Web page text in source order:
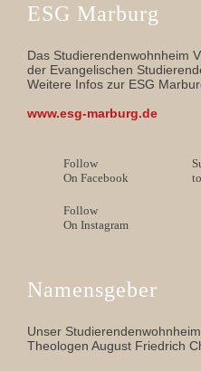
ESG Marburg
Das Studierendenwohnheim
der Evangelischen
Weitere Infos zur ESG
www.esg-marburg.de
Follow
On Facebook
Follow
On Instagram
Namensgeber
Unser
Theologen August Friedrich